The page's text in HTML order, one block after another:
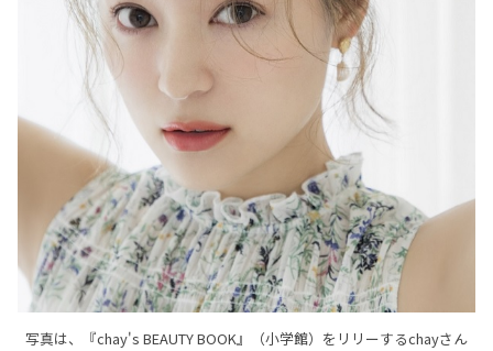
写真は、『chay's BEAUTY BOOK』（小学館）をリリーするchayさん